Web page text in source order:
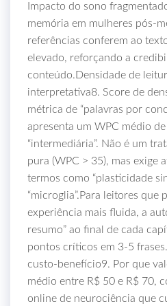
Impacto do sono
memória em mulheres
referências conferem ao
elevado, reforçando a
conteúdo.Densidade de
interpretativa8. Score de
métrica de “palavras por
apresenta um WPC médio
“intermediária”. Não é um
pura (WPC > 35), mas exige
termos como “plasticidade
“microglia”.Para leitores que
experiência mais fluida, a
resumo” ao final de cada
pontos críticos em 3‑5
custo‑benefício9. Por que
médio entre R$ 50 e R$ 70,
online de neurociência que